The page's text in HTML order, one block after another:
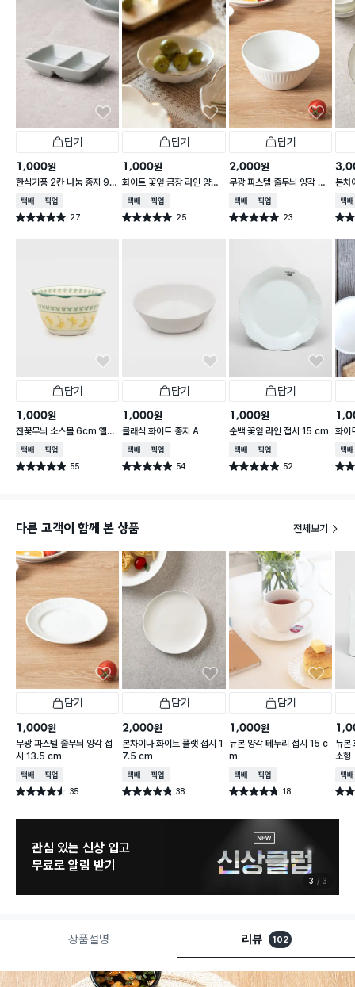
담기
1,000원
한식기풍 2칸 나눔 종지 9 c
m
택배배송매장픽업
별점 5.0점 27
건 작성
담기
1,000원
화이트 꽃잎 금장 라인 양각
종지 10 cm
택배배송매장픽업
별점 5.0점 25
건 작성
담기
2,000원
무광 파스텔 줄무늬 양각 대
접 13 cm
택배배송매장픽업
별점 5.0점 23
건 작성
본차
접
택배
별점
담기
1,000원
잔꽃무늬 소스볼 6cm 옐로
우
택배배송매장픽업
별점 4.9점 55
건 작성
담기
1,000원
클래식 화이트 종지 A
택배배송매장픽업
별점 4.9점 54
건 작성
담기
1,000원
순백 꽃잎 라인 접시 15 cm
택배배송매장픽업
별점 4.9점 52
건 작성
화이
택배
별점
다른 고객이 함께 본 상품 전체보기
담기
1,000원
무광 파스텔 줄무늬 양각 접
시 13.5 cm
택배배송매장픽업
별점 4.5점 35
건 작성
담기
2,000원
본차이나 화이트 플랫 접시 1
7.5 cm
택배배송매장픽업
별점 4.8점 38
건 작성
담기
1,000원
뉴본 양각 테두리 접시 15 c
m
택배배송매장픽업
별점 4.8점 18
건 작성
뉴본
소형
택배
별점
관심 있는 신상 입고
무료로 알림 받기
3 3
상품설명 리뷰 102